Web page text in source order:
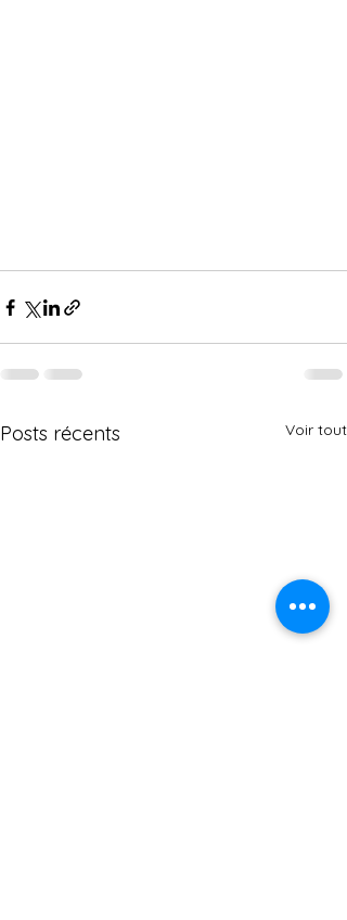
Posts récents Voir tout